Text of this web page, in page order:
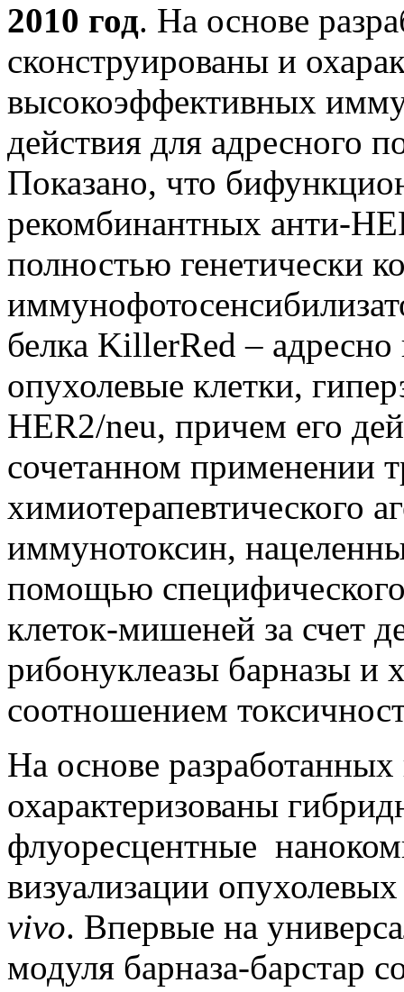
2010 год. На основе
сконструированы и
высокоэффективных
действия для адресного
Показано, что
рекомбинантных анти-
полностью генетически
белка KillerRed –
опухолевые клетки,
HER2/neu, причем его
сочетанном применении
химиотерапевтического
иммунотоксин,
помощью
клеток-мишеней за счет
рибонуклеазы барназы и
соотношением
На основе
охарактеризованы
флуоресцентные
визуализации
vivo. Впервые на
модуля барназа-барстар